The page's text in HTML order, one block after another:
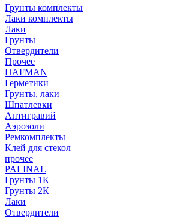
Грунты комплекты
Лаки комплекты
Лаки
Грунты
Отвердители
Прочее
HAFMAN
Герметики
Грунты, лаки
Шпатлевки
Антигравий
Аэрозоли
Ремкомплекты
Клей для стекол
прочее
PALINAL
Грунты 1К
Грунты 2К
Лаки
Отвердители